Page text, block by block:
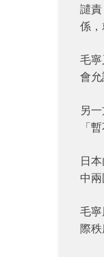
譴
係
毛
會允
另
「
日
中
毛
際